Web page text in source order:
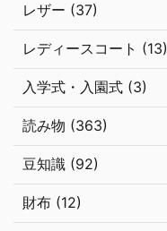
レザー (37)
レディースコート (13)
入学式・入園式 (3)
読み物 (363)
豆知識 (92)
財布 (12)